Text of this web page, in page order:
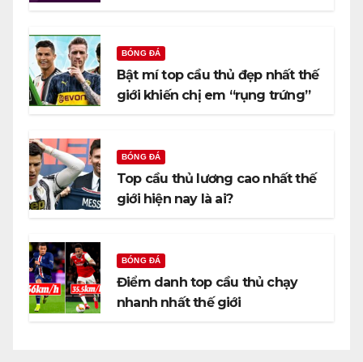
BÓNG ĐÁ
Bật mí top cầu thủ đẹp nhất thế
giới khiến chị em “rụng trứng”
BÓNG ĐÁ
Top cầu thủ lương cao nhất thế
giới hiện nay là ai?
BÓNG ĐÁ
Điểm danh top cầu thủ chạy
nhanh nhất thế giới